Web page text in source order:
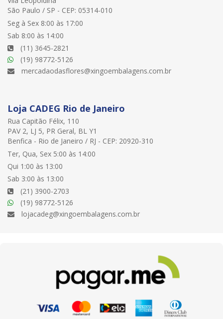
São Paulo / SP - CEP: 05314-010
Seg à Sex 8:00 às 17:00
Sab 8:00 às 14:00
(11) 3645-2821
(19) 98772-5126
mercadaodasflores@xingoembalagens.com.br
Loja CADEG Rio de Janeiro
Rua Capitão Félix, 110
PAV 2, LJ 5, PR Geral, BL Y1
Benfica - Rio de Janeiro / RJ - CEP: 20920-310
Ter, Qua, Sex 5:00 às 14:00
Qui 1:00 às 13:00
Sab 3:00 às 13:00
(21) 3900-2703
(19) 98772-5126
lojacadeg@xingoembalagens.com.br